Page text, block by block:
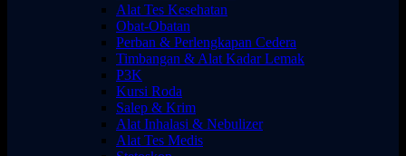
Alat Tes Kesehatan
Obat-Obatan
Perban & Perlengkapan Cedera
Timbangan & Alat Kadar Lemak
P3K
Kursi Roda
Salep & Krim
Alat Inhalasi & Nebulizer
Alat Tes Medis